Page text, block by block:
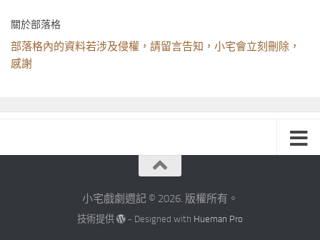
關於部落格
部落格內的資料若涉及侵權，請留言告知，小宅會立刻刪除，
感謝
小宅戲劇週記 © 2026. 版權所有。
技術提供 - Designed with Hueman Pro